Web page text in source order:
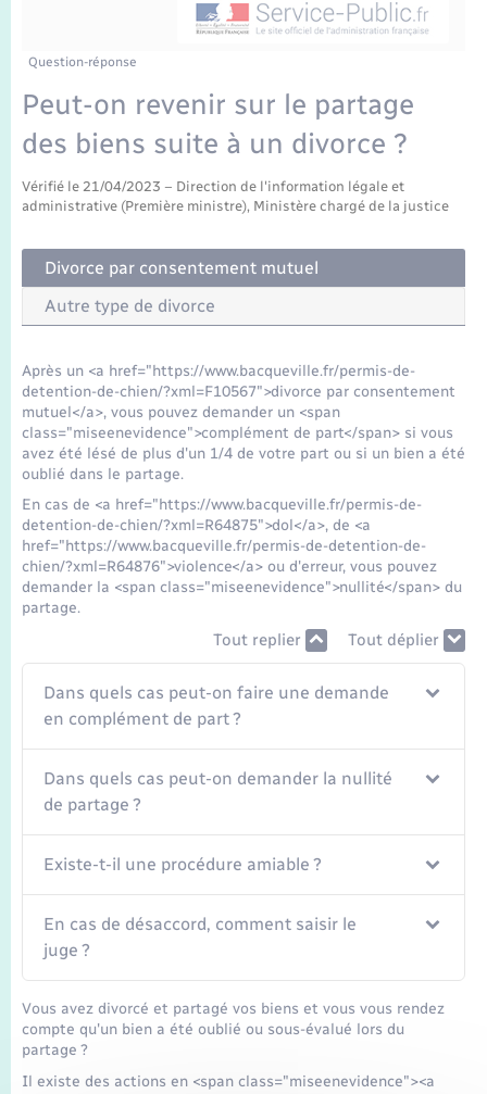
Etat-civil - Papiers - Citoyenneté
Mariage – PACS
Parrainage civil
Loisirs
Nouvel habitant
Numérique
Organisation d’événement
Sécurité - Prévention
Seniors
Transports
Transports scolaires
Voirie et espace public
Travaux - Autorisation d’occupation de l’espace
Compétences
Plan interactif
La Communauté de communes
Question-réponse
Peut-on revenir sur le partage
des biens suite à un divorce ?
Vérifié le 21/04/2023 – Direction de l'information légale et
administrative (Première ministre), Ministère chargé de la justice
Divorce par consentement mutuel
Autre type de divorce
Après un <a href="https://www.bacqueville.fr/permis-de-
detention-de-chien/?xml=F10567">divorce par consentement
mutuel</a>, vous pouvez demander un <span
class="miseenevidence">complément de part</span> si vous
avez été lésé de plus d'un 1/4 de votre part ou si un bien a été
oublié dans le partage.
En cas de <a href="https://www.bacqueville.fr/permis-de-
detention-de-chien/?xml=R64875">dol</a>, de <a
href="https://www.bacqueville.fr/permis-de-detention-de-
chien/?xml=R64876">violence</a> ou d'erreur, vous pouvez
demander la <span class="miseenevidence">nullité</span> du
partage.
Tout replier Tout déplier
Dans quels cas peut-on faire une demande
en complément de part ?
Dans quels cas peut-on demander la nullité
de partage ?
Existe-t-il une procédure amiable ?
En cas de désaccord, comment saisir le
juge ?
Vous avez divorcé et partagé vos biens et vous vous rendez
compte qu'un bien a été oublié ou sous-évalué lors du
partage ?
Il existe des actions en <span class="miseenevidence"><a